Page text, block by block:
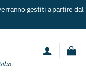
gestiti a partire dal